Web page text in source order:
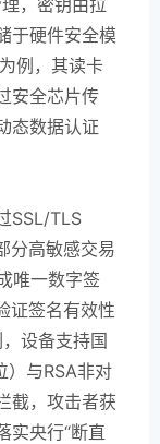
于硬件安全模
例，其读卡
安全芯片传
态数据认证
SSL/TLS
分高敏感交易
唯一数字签
证签名有效性
设备支持国
）与RSA非对
截，攻击者获
实央行“断直